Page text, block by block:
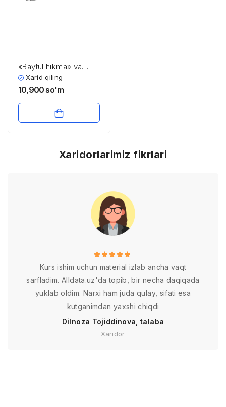
«Baytul hikma» va
uning faoliyati
Xarid qiling
10,900 so'm
Xaridorlarimiz fikrlari
Kurs ishim uchun material izlab ancha vaqt
sarfladim. Alldata.uz'da topib, bir necha daqiqada
yuklab oldim. Narxi ham juda qulay, sifati esa
kutganimdan yaxshi chiqdi
Dilnoza Tojiddinova, talaba
Xaridor